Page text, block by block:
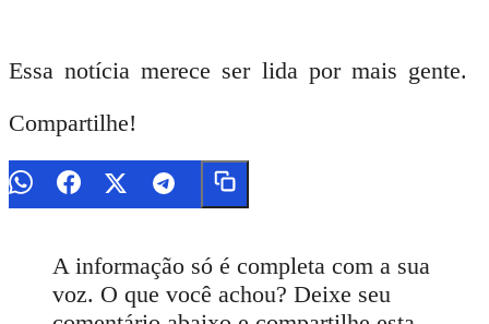
Essa notícia merece ser lida por mais gente.
Compartilhe!
A informação só é completa com a sua
voz. O que você achou? Deixe seu